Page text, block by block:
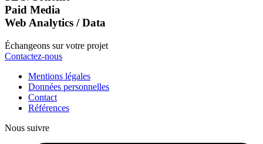
Paid Media
Web Analytics / Data
Échangeons sur votre projet
Contactez-nous
Mentions légales
Données personnelles
Contact
Références
Nous suivre